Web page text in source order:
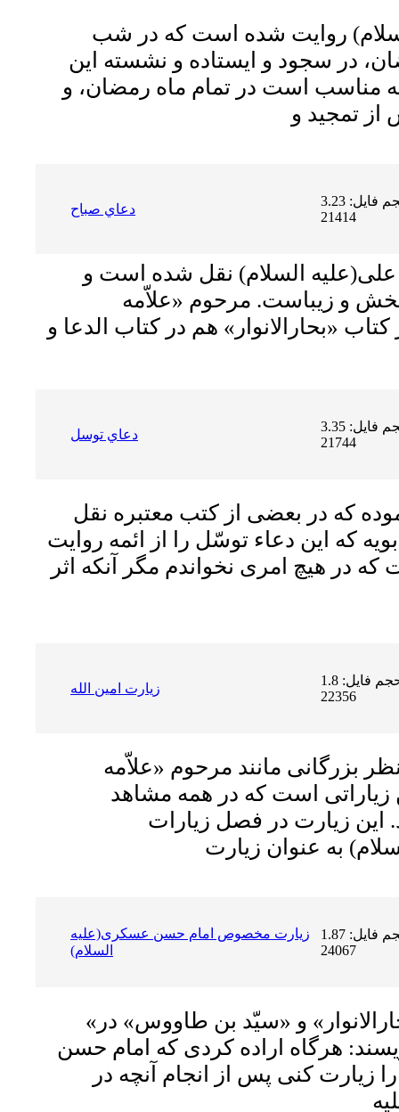
روایت شده است که در شب
در سجود و ایستاده و نشسته اين
مناسب است در تمام ماه رمضان، و
دعاي صباح
حجم فایل: 3.23 MB | دریافت ها:
21414
على(علیه السلام) نقل شده است و
و زیباست. مرحوم «علاّمه
«بحارالانوار» هم در کتاب الدعا و
دعاي توسل
حجم فایل: 3.35 MB | دریافت ها:
21744
كه در بعضى از كتب معتبره نقل
كه اين دعاء توسّل را از ائمه روايت
در هيچ امرى نخواندم مگر آنكه اثر
زيارت امين الله
حجم فایل: 1.8 MB | دریافت ها:
22356
بزرگانى مانند مرحوم «علاّمه
زیاراتى است که در همه مشاهد
این زیارت در فصل زیارات
زیارت مخصوص امام حسن عسکرى(علیه
السلام)
حجم فایل: 1.87 MB | دریافت ها:
24067
«علاّمه مجلسى» در «بحارالانوار» و «سیّد بن طاووس» در
هرگاه اراده کردى که امام حسن
زیارت کنى پس از انجام آنچه در